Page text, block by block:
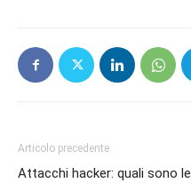
Articolo precedente
Attacchi hacker: quali sono le